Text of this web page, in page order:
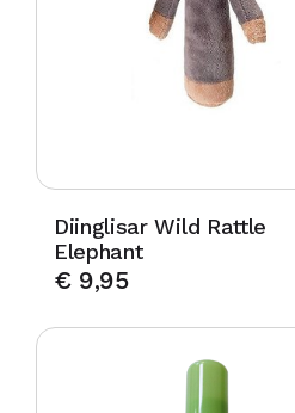
Diinglisar Wild Rattle
Elephant
€9,95